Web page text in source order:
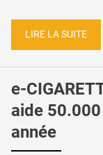
LIRE LA SUITE
e-
aide
année